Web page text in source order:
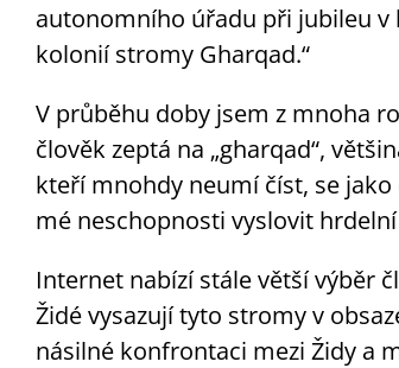
autonomního úřadu při jubileu v
kolonií stromy Gharqad.“
V průběhu doby jsem z mnoha
člověk zeptá na „gharqad“,
kteří mnohdy neumí číst, se
mé neschopnosti vyslovit
Internet nabízí stále větší výběr
Židé vysazují tyto stromy v
násilné konfrontaci mezi Židy a